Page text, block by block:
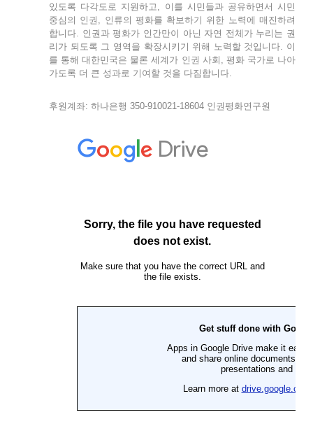
있도록 다각도로 지원하고, 이를 시민들과 공유하면서 시민
중심의 인권, 인류의 평화를 확보하기 위한 노력에 매진하려
합니다. 인권과 평화가 인간만이 아닌 자연 전체가 누리는 권
리가 되도록 그 영역을 확장시키기 위해 노력할 것입니다. 이
를 통해 대한민국은 물론 세계가 인권 사회, 평화 국가로 나아
가도록 더 큰 성과로 기여할 것을 다짐합니다.
후원계좌: 하나은행 350-910021-18604 인권평화연구원